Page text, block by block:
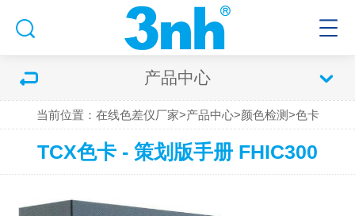
产品中心
当前位置： 在线色差仪厂家>产品中心>颜色检测>色卡
TCX色卡 - 策划版手册 FHIC300